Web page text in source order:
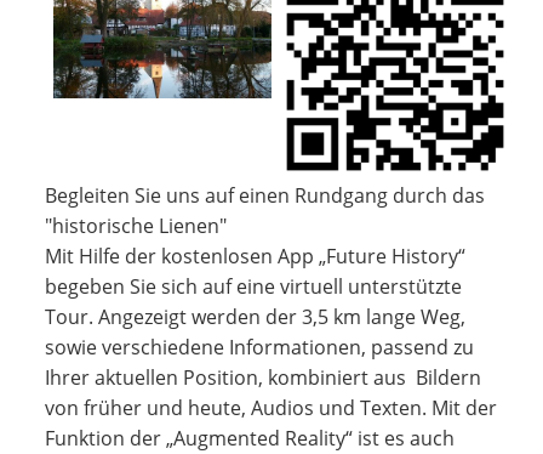
Begleiten Sie uns auf einen Rundgang durch das
"historische Lienen"
Mit Hilfe der kostenlosen App „Future History“
begeben Sie sich auf eine virtuell unterstützte
Tour. Angezeigt werden der 3,5 km lange Weg,
sowie verschiedene Informationen, passend zu
Ihrer aktuellen Position, kombiniert aus Bildern
von früher und heute, Audios und Texten. Mit der
Funktion der „Augmented Reality“ ist es auch